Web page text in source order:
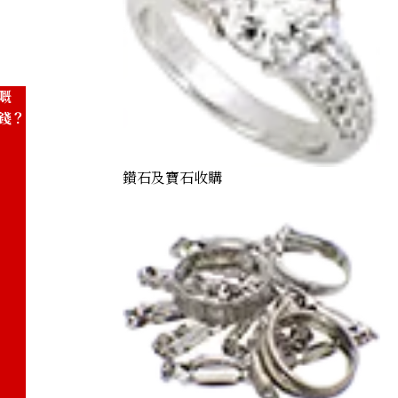
？
鑽石及寶石收購